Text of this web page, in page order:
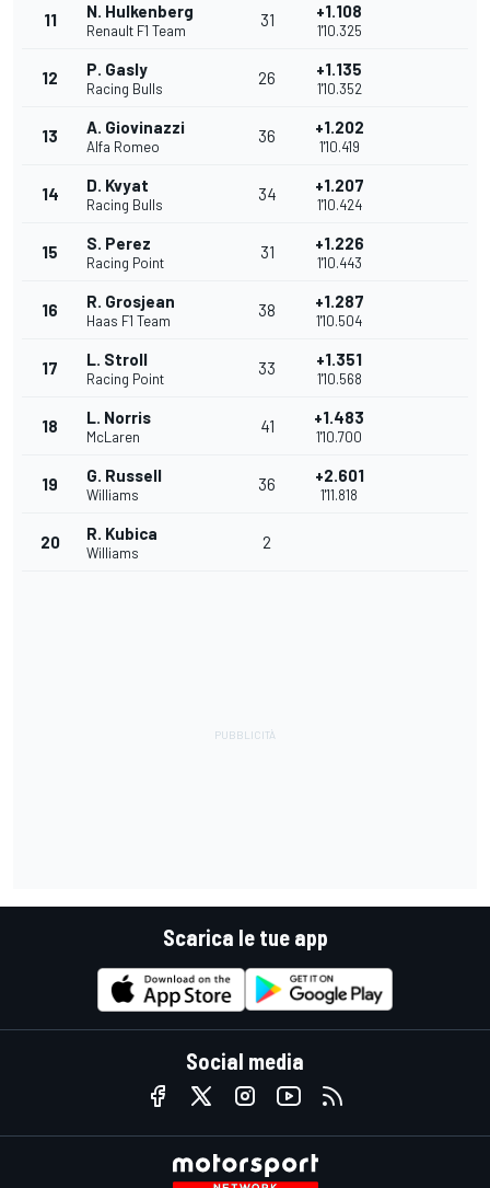
11 N. Hulkenberg
Renault F1 Team
31 +1.108
1'10.325
12 P. Gasly
Racing Bulls
26 +1.135
1'10.352
13 A. Giovinazzi
Alfa Romeo
36 +1.202
1'10.419
14 D. Kvyat
Racing Bulls
34 +1.207
1'10.424
15 S. Perez
Racing Point
31 +1.226
1'10.443
16 R. Grosjean
Haas F1 Team
38 +1.287
1'10.504
17 L. Stroll
Racing Point
33 +1.351
1'10.568
18 L. Norris
McLaren
41 +1.483
1'10.700
19 G. Russell
Williams
36 +2.601
1'11.818
20 R. Kubica
Williams
2
Scarica le tue app
Social media